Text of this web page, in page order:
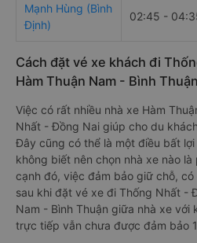
Mạnh Hùng (Bình
Định)
02:45 -
Cách đặt vé xe khách đi
Hàm Thuận Nam - Bình
Việc có rất nhiều nhà xe Hàm
Nhất - Đồng Nai giúp cho du
Đây cũng có thể là một điều bất
không biết nên chọn nhà xe nào là
cạnh đó, việc đảm bảo giữ chỗ,
sau khi đặt vé xe đi Thống Nhất -
Nam - Bình Thuận giữa nhà xe với
trực tiếp vẫn chưa được đảm bảo